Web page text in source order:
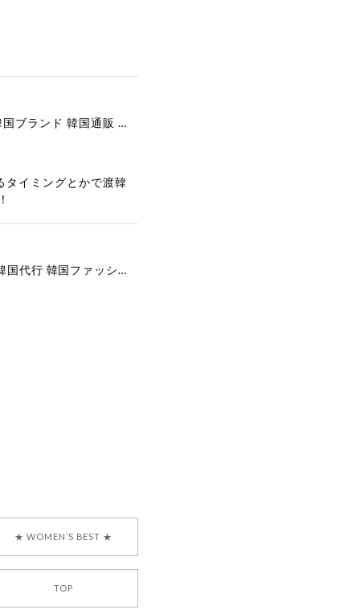
[COOR][WOMEN] Faux Suede Three-Button Blazer (Dark Brown) 正規品 韓国ブランド 韓国通販 韓国代行 韓国ファッション クール クーア クアー 日本 店舗
タイミングとかで渡韓
[COYSEIO] COY BUMBLE SNEAKERS GREY 正規品 韓国ブランド 韓国通販 韓国代行 韓国ファッション コイセイオ 日本 店舗
★ WOMEN’S BEST ★
TOP